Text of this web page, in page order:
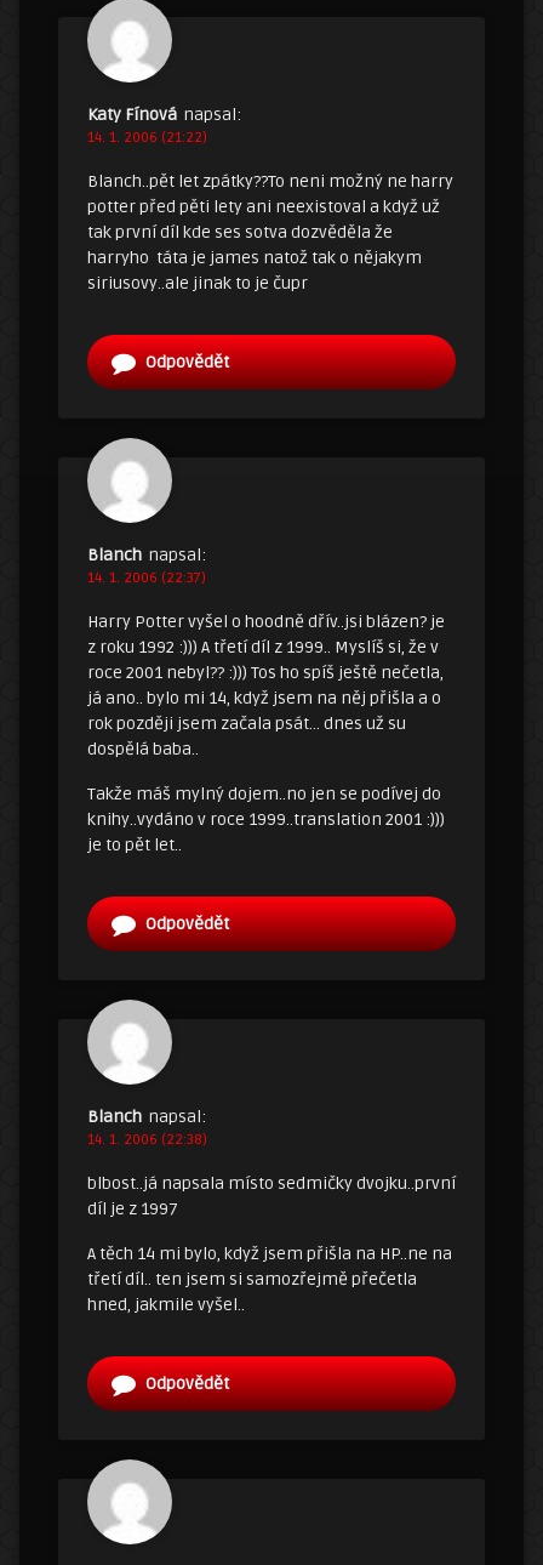
Katy Fínová napsal:
14. 1. 2006 (21:22)
Blanch..pět let zpátky??To neni možný ne harry
potter před pěti lety ani neexistoval a když už
tak první díl kde ses sotva dozvěděla že
harryho táta je james natož tak o nějakym
siriusovy..ale jinak to je čupr
Odpovědět
Blanch napsal:
14. 1. 2006 (22:37)
Harry Potter vyšel o hoodně dřív..jsi blázen? je
z roku 1992 :))) A třetí díl z 1999.. Myslíš si, že v
roce 2001 nebyl?? :))) Tos ho spíš ještě nečetla,
já ano.. bylo mi 14, když jsem na něj přišla a o
rok později jsem začala psát… dnes už su
dospělá baba..
Takže máš mylný dojem..no jen se podívej do
knihy..vydáno v roce 1999..translation 2001 :)))
je to pět let..
Odpovědět
Blanch napsal:
14. 1. 2006 (22:38)
blbost..já napsala místo sedmičky dvojku..první
díl je z 1997
A těch 14 mi bylo, když jsem přišla na HP..ne na
třetí díl.. ten jsem si samozřejmě přečetla
hned, jakmile vyšel..
Odpovědět